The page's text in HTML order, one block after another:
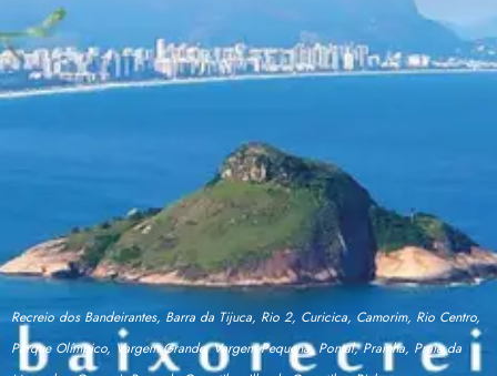
Recreio dos Bandeirantes, Barra da Tijuca, Rio 2, Curicica, Camorim, Rio Centro,
Parque Olímpico, Vargem Grande, Vargem Pequena, Pontal, Prainha, Praia da